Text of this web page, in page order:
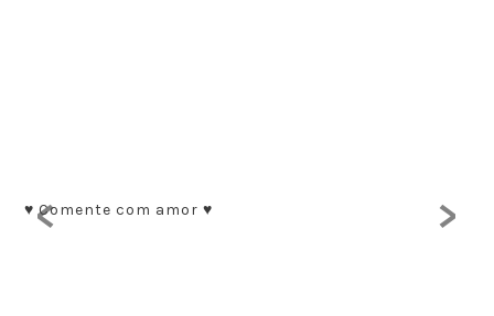
♥ Comente com amor ♥
< >